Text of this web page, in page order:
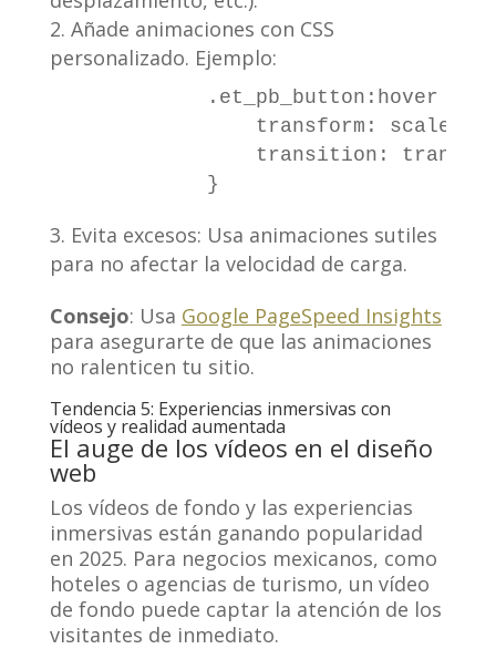
Añade animaciones con CSS
personalizado. Ejemplo:
            .et_pb_button:hover {
transform:
transition:
Evita excesos: Usa animaciones sutiles
para no afectar la velocidad de carga.
Consejo: Usa Google PageSpeed Insights
para asegurarte de que las animaciones
no ralenticen tu sitio.
Tendencia 5: Experiencias inmersivas con
vídeos y realidad aumentada
El auge de los vídeos en el diseño
web
Los vídeos de fondo y las experiencias
inmersivas están ganando popularidad
en 2025. Para negocios mexicanos, como
hoteles o agencias de turismo, un vídeo
de fondo puede captar la atención de los
visitantes de inmediato.